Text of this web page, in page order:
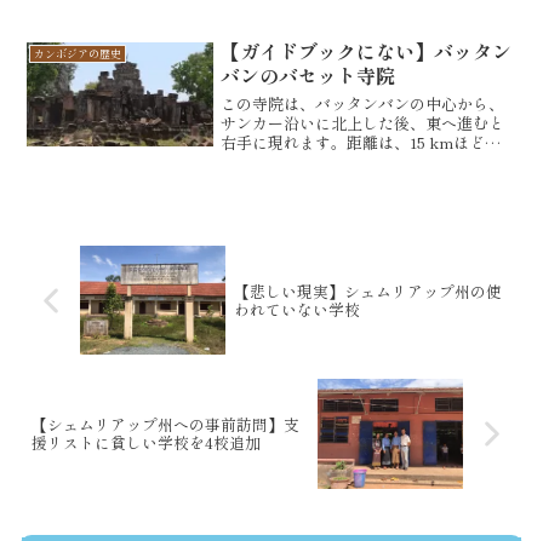
るカンボジア救国民族統一戦線が連携し
て、カンボジアに...
カンボジアの歴史
【ガイドブックにない】バッタン
バンのバセット寺院
この寺院は、バッタンバンの中心から、
サンカー沿いに北上した後、東へ進むと
右手に現れます。距離は、15 kmほどで
【悲しい現実】シェムリアップ州の使
われていない学校
【シェムリアップ州への事前訪問】支
援リストに貧しい学校を4校追加